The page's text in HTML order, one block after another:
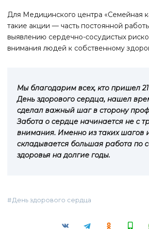
Для Медицинского центра «Семейная
такие акции — часть постоянной
выявлению сердечно-сосудистых
внимания людей к собственному
Мы благодарим всех, кто пришел
День здорового сердца, нашел
сделал важный шаг в сторону
Забота о сердце начинается не с
внимания. Именно из таких шагов
складывается большая работа по
здоровья на долгие годы.
День здорового сердца